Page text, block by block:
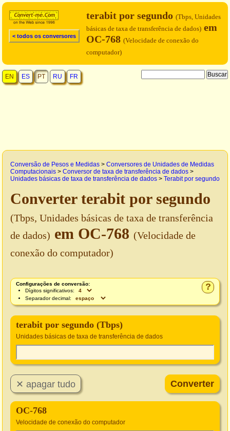
< todos os conversores
terabit por segundo (Tbps, Unidades
básicas de taxa de transferência de dados) em
OC-768 (Velocidade de conexão do
computador)
EN ES PT RU FR
Conversão de Pesos e Medidas > Conversores de Unidades de Medidas
Computacionais > Conversor de taxa de transferência de dados >
Unidades básicas de taxa de transferência de dados > Terabit por segundo
Converter terabit por segundo
(Tbps, Unidades básicas de taxa de transferência
de dados) em OC-768 (Velocidade de
conexão do computador)
?
Configurações de conversão:
Dígitos significativos:
Separador decimal:
terabit por segundo (Tbps)
Unidades básicas de taxa de transferência de dados
OC-768
Velocidade de conexão do computador